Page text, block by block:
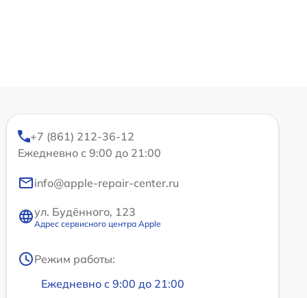
+7 (861) 212-36-12
Ежедневно с 9:00 до 21:00
info@apple-repair-center.ru
ул. Будённого, 123
Адрес сервисного центра Apple
Режим работы:
Ежедневно с 9:00 до 21:00